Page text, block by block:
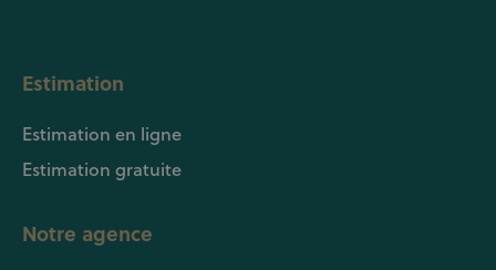
Estimation
Estimation en ligne
Estimation gratuite
Notre agence